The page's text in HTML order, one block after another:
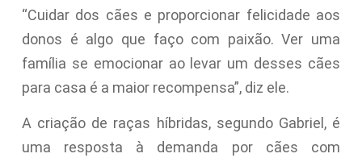
“Cuidar dos cães e proporcionar felicidade aos
donos é algo que faço com paixão. Ver uma
família se emocionar ao levar um desses cães
para casa é a maior recompensa”, diz ele.
A criação de raças híbridas, segundo Gabriel, é
uma resposta à demanda por cães com